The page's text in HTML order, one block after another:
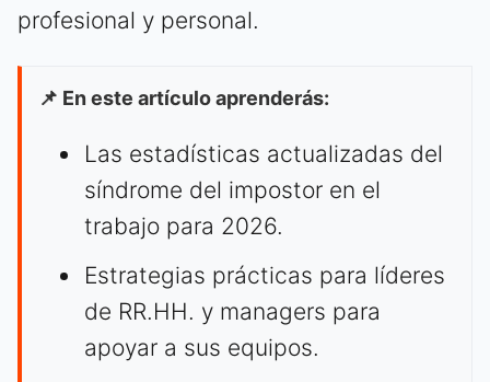
profesional y personal.
📌 En este artículo aprenderás:
Las estadísticas actualizadas del
síndrome del impostor en el
trabajo para 2026.
Estrategias prácticas para líderes
de RR.HH. y managers para
apoyar a sus equipos.